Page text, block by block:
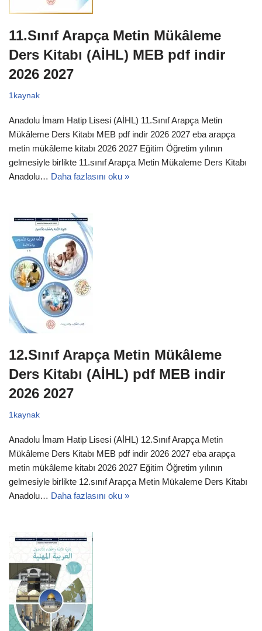
11.Sınıf Arapça Metin Mükâleme
Ders Kitabı (AİHL) MEB pdf indir
2026 2027
1kaynak
Anadolu İmam Hatip Lisesi (AİHL) 11.Sınıf Arapça Metin
Mükâleme Ders Kitabı MEB pdf indir 2026 2027 eba arapça
metin mükâleme kitabı 2026 2027 Eğitim Öğretim yılının
gelmesiyle birlikte 11.sınıf Arapça Metin Mükaleme Ders Kitabı
Anadolu… Daha fazlasını oku »
12.Sınıf Arapça Metin Mükâleme
Ders Kitabı (AİHL) pdf MEB indir
2026 2027
1kaynak
Anadolu İmam Hatip Lisesi (AİHL) 12.Sınıf Arapça Metin
Mükâleme Ders Kitabı MEB pdf indir 2026 2027 eba arapça
metin mükâleme kitabı 2026 2027 Eğitim Öğretim yılının
gelmesiyle birlikte 12.sınıf Arapça Metin Mükaleme Ders Kitabı
Anadolu… Daha fazlasını oku »